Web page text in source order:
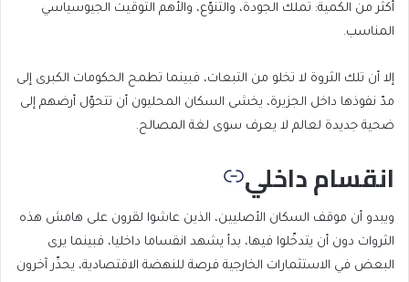
أكثر من الكمية: تملك الجودة، والتنوّع، والأهم التوقيت الجيوسياسي
المناسب.
إلا أن تلك الثروة لا تخلو من التبعات، فبينما تطمح الحكومات الكبرى إلى
مدّ نفوذها داخل الجزيرة، يخشى السكان المحليون أن تتحوّل أرضهم إلى
ضحية جديدة لعالم لا يعرف سوى لغة المصالح.
انقسام داخلي
ويبدو أن موقف السكان الأصليين، الذين عاشوا لقرون على هامش هذه
الثروات دون أن يتدخّلوا فيها، بدأ يشهد انقساما داخليا، فبينما يرى
البعض في الاستثمارات الخارجية فرصة للنهضة الاقتصادية، يحذّر آخرون